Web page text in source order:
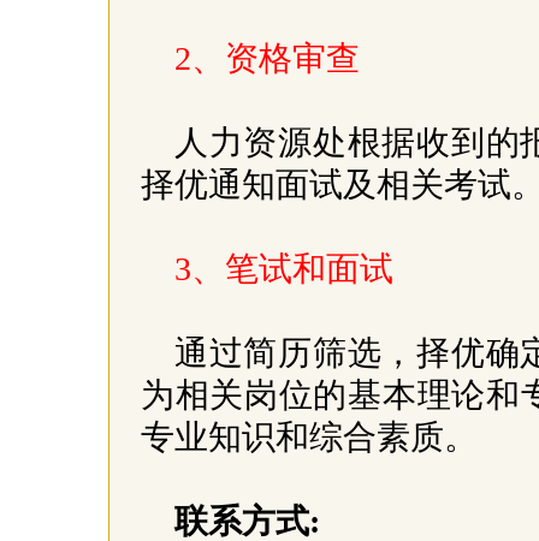
2、资格审查
人力资源处根据收到的
择优通知面试及相关考试
3、笔试和面试
通过简历筛选，择优确
为相关岗位的基本理论和
专业知识和综合素质。
联系方式: